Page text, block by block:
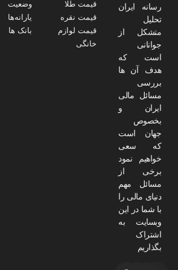
رسانه ایران
تحلیل
متشکل از
جوانانی
است که
هدف آن ها
بررسی
مسائل مالی
ایران و
بخصوص
جهان است
که سعی
خواهیم نمود
برخی از
مسائل مهم
دنیای مالی را
با شما در این
وبسایت به
اشتراک
بگذاریم
قیمت طلا
قیمت نقره
قیمت لوازم
خانگی
وضعیت
یارانه‌ها
بانک ها